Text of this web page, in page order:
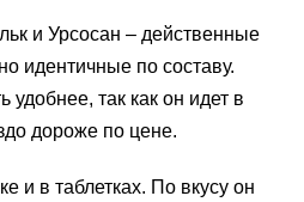
и Урсосан – действенные
идентичные по составу.
так как он идет в
дороже по цене.
и в таблетках. По вкусу он